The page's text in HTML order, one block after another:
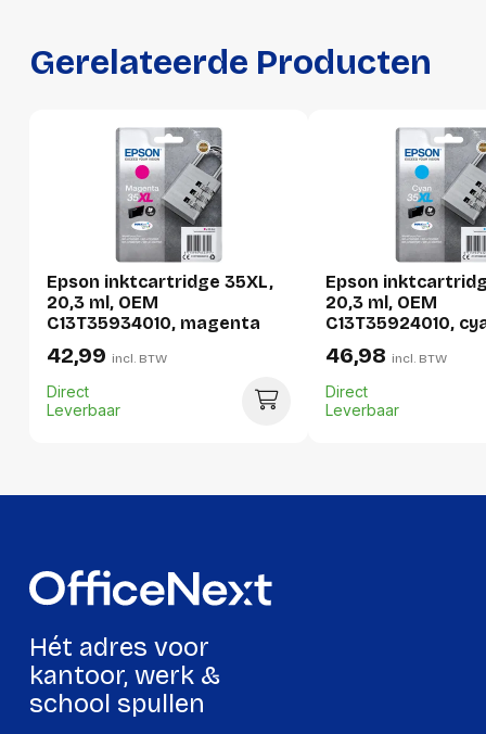
Gewicht
104 g
Verpakking
Per stuk
Hoeveelheid:
Breedte:
110 millimeter
Hoogte:
30 millimeter
Lengte:
140 millimeter
Gewicht:
104 gram
Hoogte:
-
Gewicht:
Gerelateerde Producten
Epson inktcartridge 35XL,
20,3 ml, OEM
C13T35934010, magenta
42,99 incl. BTW
Direct
Leverbaar
Epson
20,3 ml, OEM
C13T35924010,
46,98 incl. BTW
Direct
Leverbaar
Hét adres voor
kantoor, werk &
school spullen